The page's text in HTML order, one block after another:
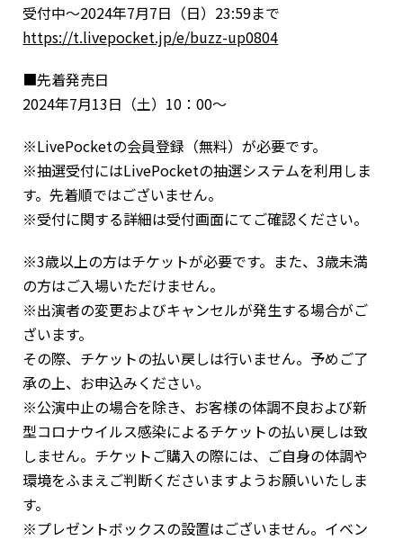
受付中～2024年7月7日（日）23:59まで
https://t.livepocket.jp/e/buzz-up0804
■先着発売日
2024年7月13日（土）10：00～
※LivePocketの会員登録（無料）が必要です。
※抽選受付にはLivePocketの抽選システムを利用しま
す。先着順ではございません。
※受付に関する詳細は受付画面にてご確認ください。
※3歳以上の方はチケットが必要です。また、3歳未満
の方はご入場いただけません。
※出演者の変更およびキャンセルが発生する場合がご
ざいます。
その際、チケットの払い戻しは行いません。予めご了
承の上、お申込みください。
※公演中止の場合を除き、お客様の体調不良および新
型コロナウイルス感染によるチケットの払い戻しは致
しません。チケットご購入の際には、ご自身の体調や
環境をふまえご判断くださいますようお願いいたしま
す。
※プレゼントボックスの設置はございません。イベン